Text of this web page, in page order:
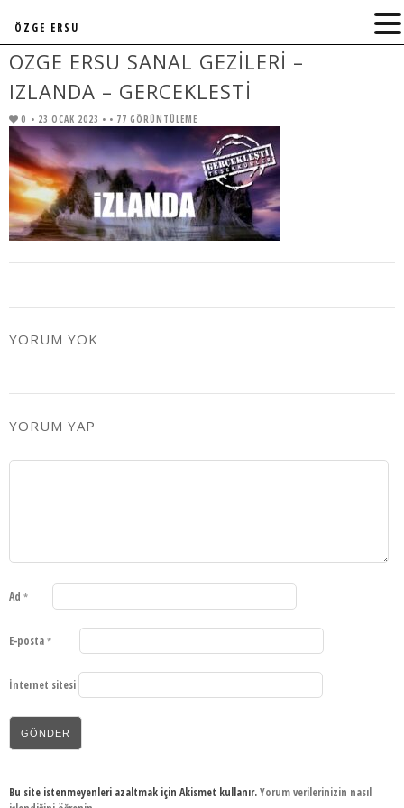
OZGE ERSU SANAL GEZILERI –
IZLANDA – GERCEKLESTI
0 • 23 OCAK 2023 • • 77 GÖRÜNTÜLEME
YORUM YOK
YORUM YAP
Ad *
E-posta *
İnternet sitesi
Bu site istenmeyenleri azaltmak için Akismet kullanır.Yorum verilerinizin nasıl
ÖZGE ERSU